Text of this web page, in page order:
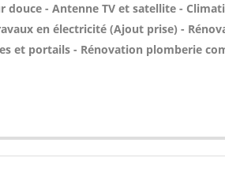
douce - Antenne TV et satellite -
en électricité (Ajout prise) -
et portails - Rénovation plomberie